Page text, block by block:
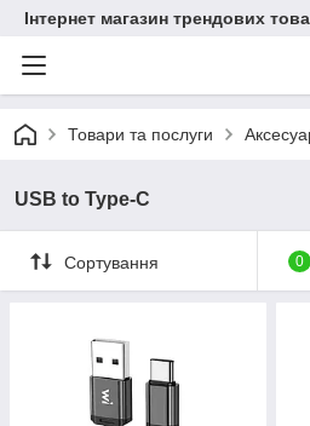
Інтернет магазин трендових
Товари та послуги
USB to Type-C
Сортування 0